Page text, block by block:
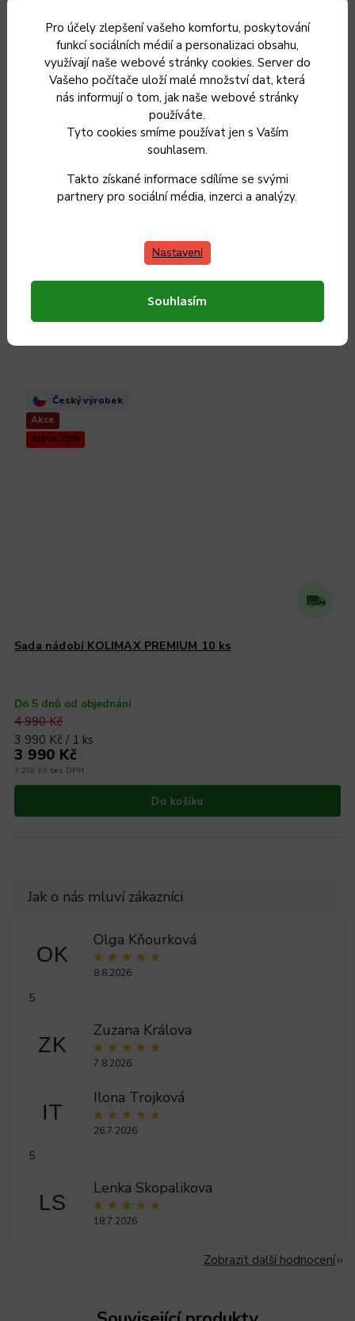
Pro účely zlepšení vašeho komfortu, poskytování
funkcí sociálních médií a personalizaci obsahu,
využívají naše webové stránky cookies. Server do
Vašeho počítače uloží malé množství dat, která
nás informují o tom, jak naše webové stránky
používáte.
Tyto cookies smíme používat jen s Vaším
souhlasem.
Takto získané informace sdílíme se svými
partnery pro sociální média, inzerci a analýzy.
Nastavení
Souhlasím
Sada nádobí KOLIMAX KLASIK 10 ks
4 620 Kč bez DPH
Do košíku
Akce
Český výrobek
Sleva 20%
Sada nádobí KOLIMAX PREMIUM 10 ks
Do 5 dnů od objednání
3 298 Kč bez DPH
4 990 Kč
3 990 Kč
3 990 Kč / 1 ks
Do košíku
OK
Olga Kňourková
8.8.2026
5
ZK
Zuzana Králova
7.8.2026
IT
Ilona Trojková
26.7.2026
5
LS
Lenka Skopalikova
18.7.2026
Zobrazit další hodnocení